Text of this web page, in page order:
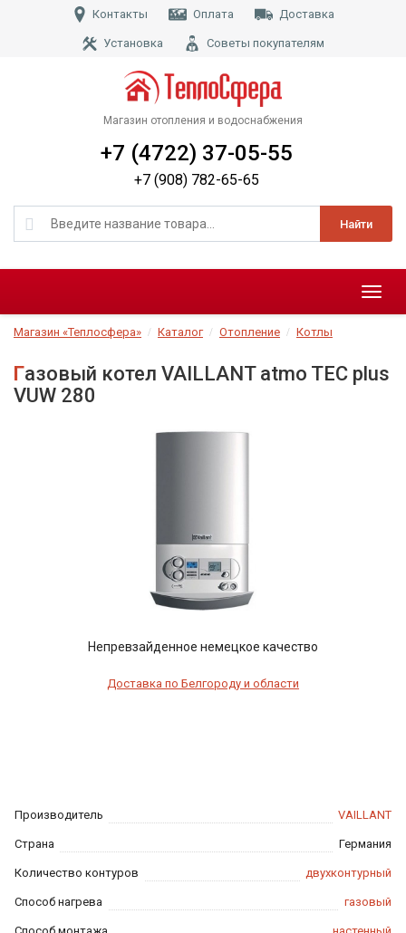
Контакты Оплата Доставка
Установка Советы покупателям
Магазин отопления и водоснабжения
Найти
+7 (4722) 37-05-55
+7 (908) 782-65-65
Меню
Магазин «Теплосфера» Каталог Отопление Котлы
Газовый котел VAILLANT atmo TEC plus
VUW 280
Производитель VAILLANT
Страна Германия
Количество контуров двухконтурный
Способ нагрева газовый
Непревзайденное немецкое качество
Доставка по Белгороду и области